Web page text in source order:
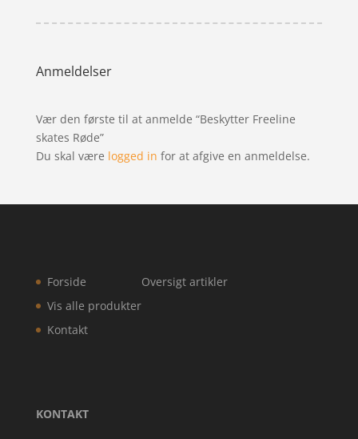
Anmeldelser
Vær den første til at anmelde “Beskytter Freeline
skates Røde”
Du skal være logged in for at afgive en anmeldelse.
Forside
Vis alle produkter
Kontakt
Oversigt artikler
KONTAKT